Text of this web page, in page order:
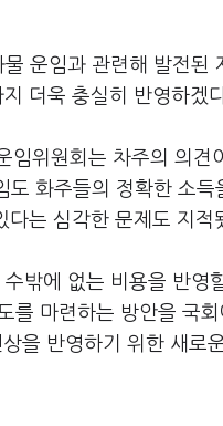
운임과 관련해 발전된
더욱 충실히 반영하겠
위원회는 차주의 의견
화주들의 정확한 소득
는 심각한 문제도 지적
밖에 없는 비용을 반영
를 마련하는 방안을 국
을 반영하기 위한 새로